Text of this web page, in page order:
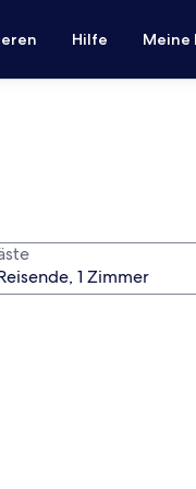
Hilfe Meine